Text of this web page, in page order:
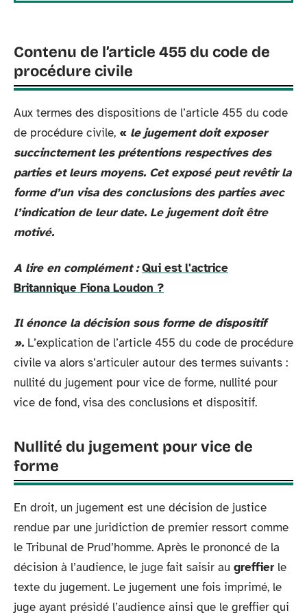
Contenu de l’article 455 du code de
procédure civile
Aux termes des dispositions de l’article 455 du code
de procédure civile, « le jugement doit exposer
succinctement les prétentions respectives des
parties et leurs moyens. Cet exposé peut revêtir la
forme d’un visa des conclusions des parties avec
l’indication de leur date. Le jugement doit être
motivé.
A lire en complément : Qui est l'actrice
Britannique Fiona Loudon ?
Il énonce la décision sous forme de dispositif
». L’explication de l’article 455 du code de procédure
civile va alors s’articuler autour des termes suivants :
nullité du jugement pour vice de forme, nullité pour
vice de fond, visa des conclusions et dispositif.
Nullité du jugement pour vice de
forme
En droit, un jugement est une décision de justice
rendue par une juridiction de premier ressort comme
le Tribunal de Prud’homme. Après le prononcé de la
décision à l’audience, le juge fait saisir au greffier le
texte du jugement. Le jugement une fois imprimé, le
juge ayant présidé l’audience ainsi que le greffier qui